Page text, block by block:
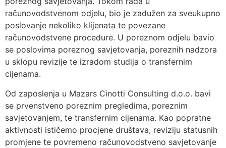
računovodstvenom odjelu, bio je zadužen za sveukupno
poslovanje nekoliko klijenata te povezane
računovodstvene procedure. U poreznom odjelu bavio
se poslovima poreznog savjetovanja, poreznih nadzora
u sklopu revizije te izradom studija o transfernim
cijenama.
Od zaposlenja u Mazars Cinotti Consulting d.o.o. bavi
se prvenstveno poreznim pregledima, poreznim
savjetovanjem, te transfernim cijenama. Kao popratne
aktivnosti ističemo procjene društava, reviziju statusnih
promjene te povremeno računovodstveno savjetovanje